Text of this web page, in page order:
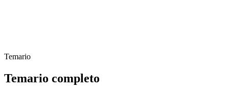
Temario
Temario completo